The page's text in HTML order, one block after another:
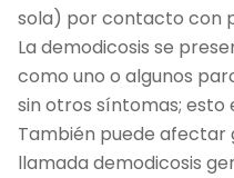
sola) por contacto con
La demodicosis se
como uno o algunos
sin otros síntomas; esto
También puede afectar
llamada demodicosis